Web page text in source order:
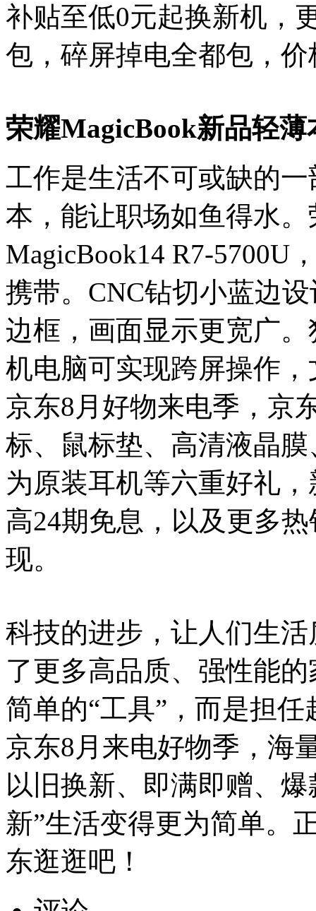
补贴至低0元起换新机，
包，碎屏掉电全都包，
荣耀MagicBook新品轻
工作是生活不可或缺的
本，能让职场如鱼得水
MagicBook14 R7-5700U
携带。CNC钻切小蓝边
边框，画面显示更宽广
机电脑可实现跨屏操作
京东8月好物来电季，京
标、鼠标垫、高清液晶
为原装耳机等六重好礼
高24期免息，以及更多
现。
科技的进步，让人们生
了更多高品质、强性能
简单的“工具”，而是担
京东8月来电好物季，海
以旧换新、即满即赠、
新”生活变得更为简单。
东逛逛吧！